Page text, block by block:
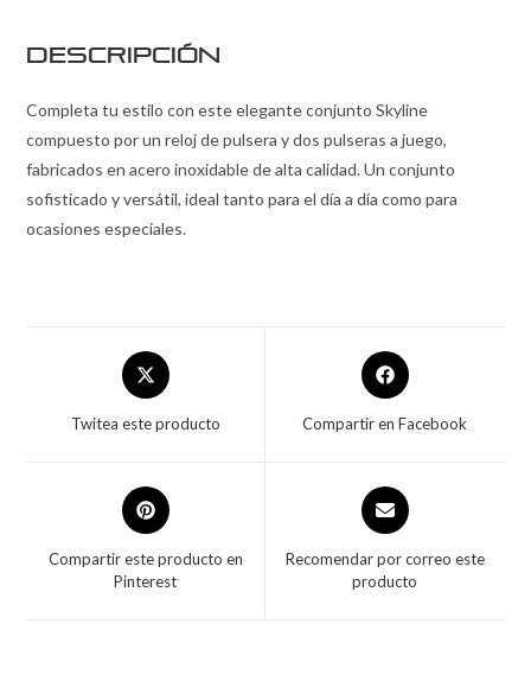
Descripción
Completa tu estilo con este elegante conjunto Skyline
compuesto por un reloj de pulsera y dos pulseras a juego,
fabricados en acero inoxidable de alta calidad. Un conjunto
sofisticado y versátil, ideal tanto para el día a día como para
ocasiones especiales.
Twitea este producto Compartir en Facebook
Compartir este producto en
Pinterest
Recomendar por correo este
producto